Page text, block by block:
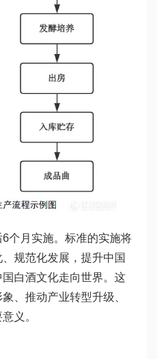
个月实施。标准的实施将
规范化发展，提升中国
白酒文化走向世界。这
、推动产业转型升级、
义。